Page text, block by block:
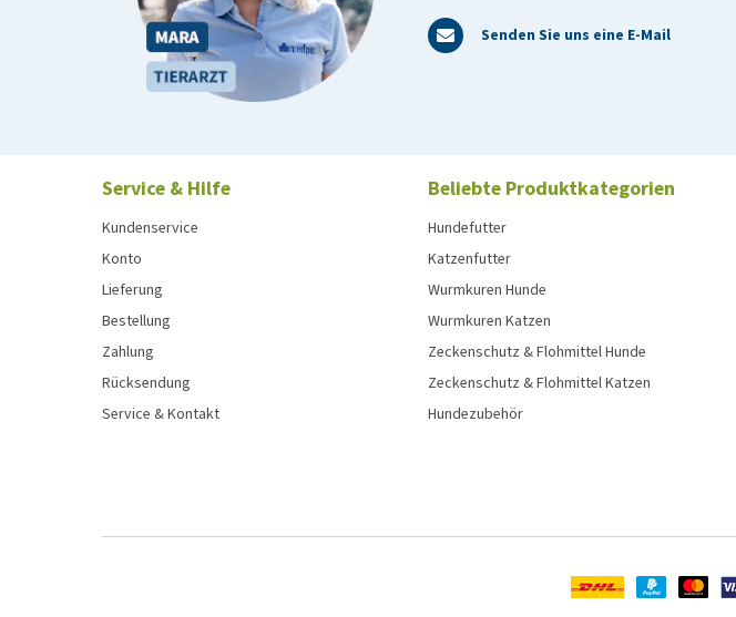
Senden Sie uns eine E-Mail
Service & Hilfe
Kundenservice
Konto
Lieferung
Bestellung
Zahlung
Rücksendung
Service & Kontakt
Beliebte Produktkategorien
Hundefutter
Katzenfutter
Wurmkuren Hunde
Wurmkuren Katzen
Zeckenschutz & Flohmittel Hunde
Zeckenschutz & Flohmittel Katzen
Hundezubehör